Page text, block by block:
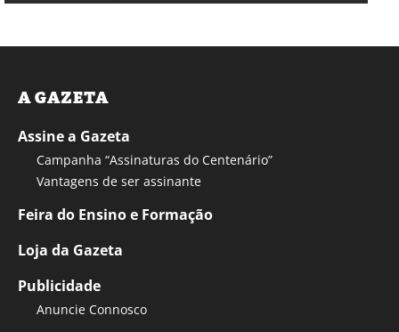
A GAZETA
Assine a Gazeta
Campanha “Assinaturas do Centenário”
Vantagens de ser assinante
Feira do Ensino e Formação
Loja da Gazeta
Publicidade
Anuncie Connosco